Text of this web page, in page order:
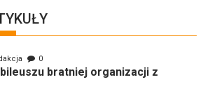
0
bratniej organizacji z